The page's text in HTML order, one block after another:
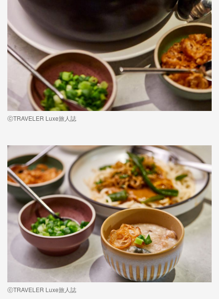
ⓒTRAVELER Luxe旅人誌
ⓒTRAVELER Luxe旅人誌